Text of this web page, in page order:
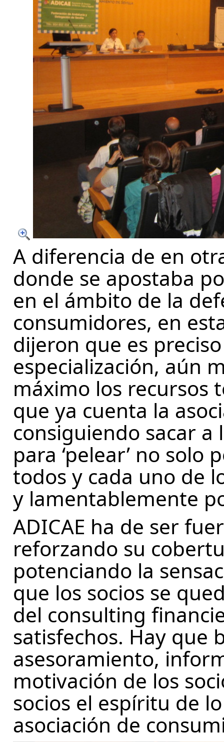
A diferencia de en
donde se apostaba
en el ámbito de la
consumidores, en
dijeron que es
especialización, aún
máximo los recursos
que ya cuenta la
consiguiendo sacar a
para ‘pelear’ no solo
todos y cada uno de
y lamentablemente
ADICAE ha de ser
reforzando su
potenciando la
que los socios se
del consulting
satisfechos. Hay que
asesoramiento,
motivación de los
socios el espíritu de
asociación de